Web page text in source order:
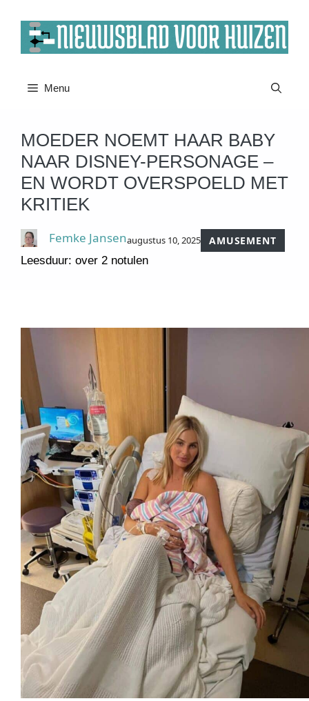
naar
Menu
MOEDER NOEMT HAAR BABY
NAAR DISNEY-PERSONAGE –
EN WORDT OVERSPOELD MET
KRITIEK
Femke Jansenaugustus 10, 2025
AMUSEMENT
Leesduur: over 2 notulen